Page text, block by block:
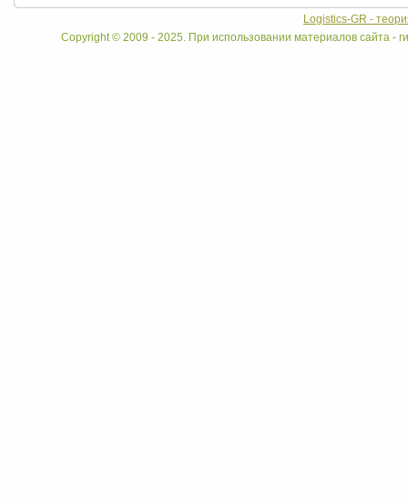
Logistics-GR -
Copyright © 2009 - 2025. При использовании материалов сайта -